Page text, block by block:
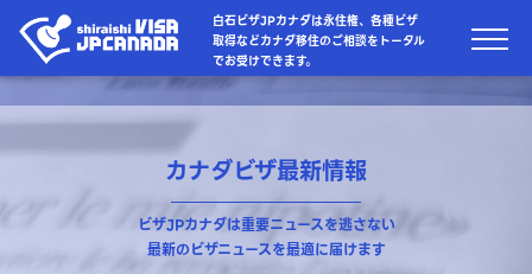
白石ビザJPカナダは永住権、各種ビザ
取得などカナダ移住のご相談をトータル
でお受けできます。
カナダビザ最新情報
ビザJPカナダは重要ニュースを逃さない
最新のビザニュースを最適に届けます